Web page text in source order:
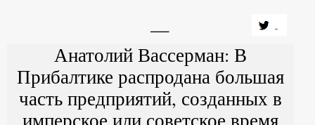
Анатолий Вассерман: В
Прибалтике распродана большая
часть предприятий, созданных в
имперское или советское время